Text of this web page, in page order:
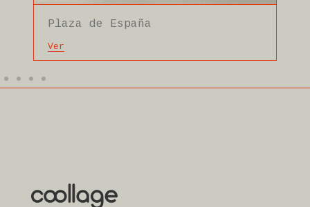
Plaza de España
Ver